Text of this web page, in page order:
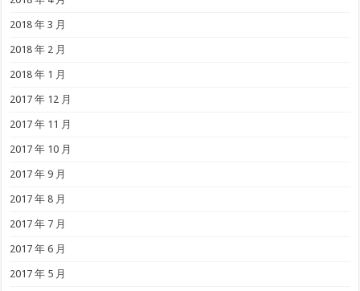
2018 年 3 月
2018 年 2 月
2018 年 1 月
2017 年 12 月
2017 年 11 月
2017 年 10 月
2017 年 9 月
2017 年 8 月
2017 年 7 月
2017 年 6 月
2017 年 5 月